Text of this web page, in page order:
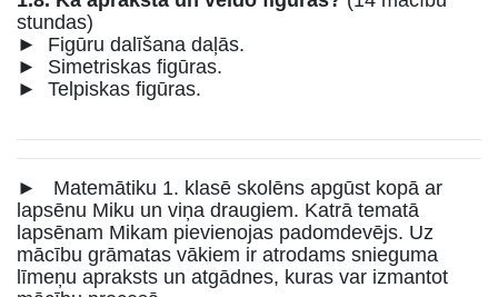
stundas)
► Figūru dalīšana daļās.
► Simetriskas figūras.
► Telpiskas figūras.
► Matemātiku 1. klasē skolēns apgūst kopā ar
lapsēnu Miku un viņa draugiem. Katrā tematā
lapsēnam Mikam pievienojas padomdevējs. Uz
mācību grāmatas vākiem ir atrodams snieguma
līmeņu apraksts un atgādnes, kuras var izmantot